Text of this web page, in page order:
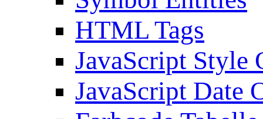
HTML Tags
JavaScript Style
JavaScript Date